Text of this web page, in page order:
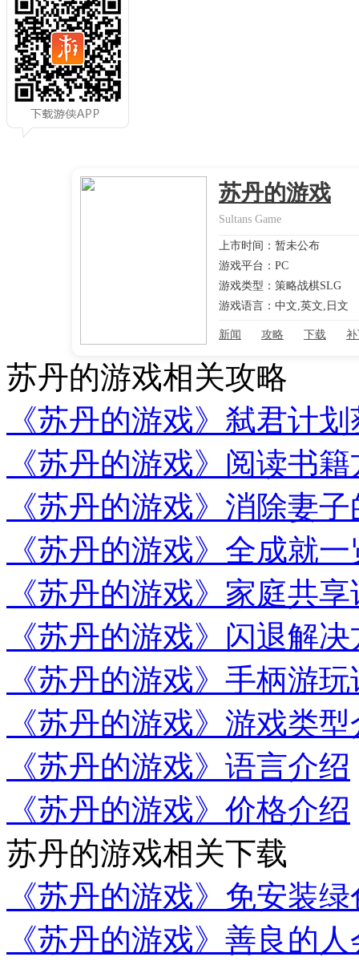
苏丹的游戏
Sultans Game
上市时间：暂未公布
游戏平台：PC
游戏类型：策略战棋SLG
游戏语言：中文,英文,日文
新闻 攻略 下载
苏丹的游戏相关攻略
《苏丹的游戏》弑君计
《苏丹的游戏》阅读书
《苏丹的游戏》消除妻
《苏丹的游戏》全成就一
《苏丹的游戏》家庭共
《苏丹的游戏》闪退解
《苏丹的游戏》手柄游
《苏丹的游戏》游戏类
《苏丹的游戏》语言介绍
《苏丹的游戏》价格介绍
苏丹的游戏相关下载
《苏丹的游戏》免安装
《苏丹的游戏》善良的